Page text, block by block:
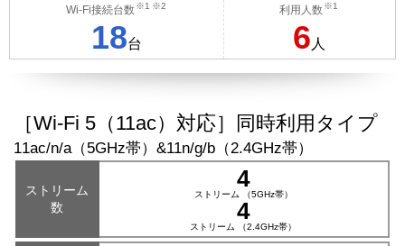
Wi-Fi接続台数 ※1 ※2
18台
利用人数 ※1
6 人
［Wi-Fi 5（11ac）対応］同時利用タイプ
11ac/n/a（5GHz帯）&11n/g/b（2.4GHz帯）
ストリーム
数
4
ストリーム （5GHz帯）
4
ストリーム （2.4GHz帯）